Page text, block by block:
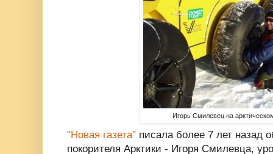
Игорь Смилевец на
"Новая газета" писала более 7 лет назад
покорителя Арктики - Игоря Смилевца,